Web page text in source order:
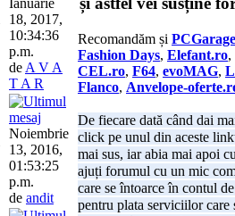
18, 2017,
10:34:36
p.m.
de A V A
T A R
Noiembrie
13, 2016,
01:53:25
p.m.
de andit
Recomandăm și PCGarage
Fashion Days, Elefant.ro,
CEL.ro, F64, evoMAG,
Flanco, Anvelope-
De fiecare dată când dai
click pe unul din aceste
mai sus, iar abia mai apoi
ajuți forumul cu un mic
care se întoarce în contul
pentru plata serviciilor care